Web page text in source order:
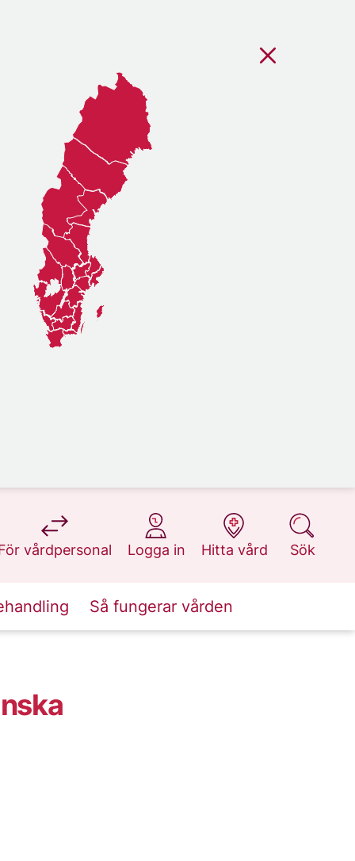
vårdpersonal
på 1177.se
Logga in
på 1177.se
Hitta vård
på 1177.se
Sök
på 1177.se
Så fungerar vården